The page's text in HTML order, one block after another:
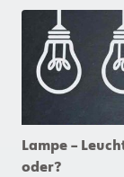
Lampe –
oder?